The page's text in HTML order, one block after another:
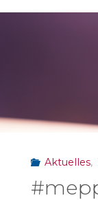
Aktuelles,